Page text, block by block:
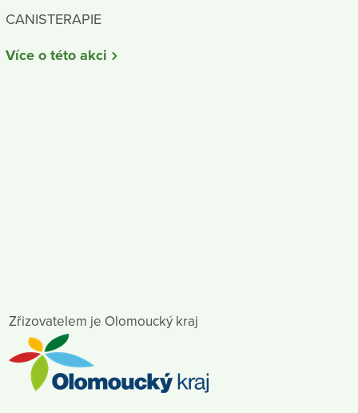
CANISTERAPIE
Více o této akci
Zřizovatelem je Olomoucký kraj